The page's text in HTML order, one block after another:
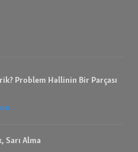
Problem Həllinin Bir Parçası
Sarı Alma